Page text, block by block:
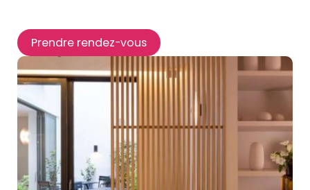
Prendre rendez-vous